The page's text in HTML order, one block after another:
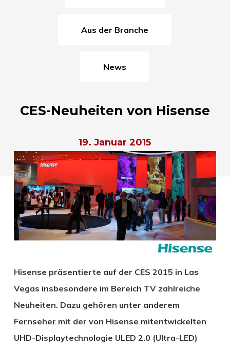
Aus der Branche
News
CES-Neuheiten von Hisense
19. Januar 2015
Hisense präsentierte auf der CES 2015 in Las
Vegas insbesondere im Bereich TV zahlreiche
Neuheiten. Dazu gehören unter anderem
Fernseher mit der von Hisense mitentwickelten
UHD-Displaytechnologie ULED 2.0 (Ultra-LED)